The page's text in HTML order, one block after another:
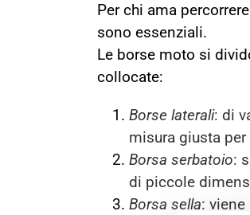
Per chi ama
sono essenziali.
Le borse moto si
collocate:
Borse laterali: di
misura giusta
Borsa serbatoio:
di piccole
Borsa sella: